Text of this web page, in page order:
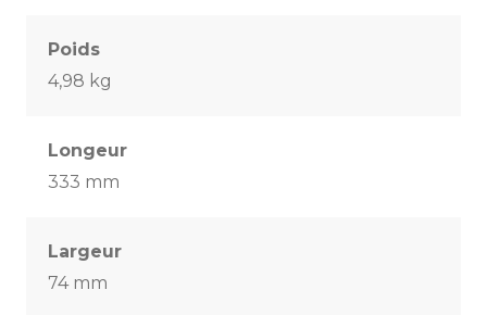
Poids
4,98 kg
Longeur
333 mm
Largeur
74 mm